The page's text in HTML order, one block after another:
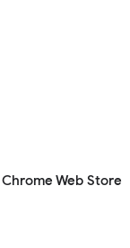
Web Store